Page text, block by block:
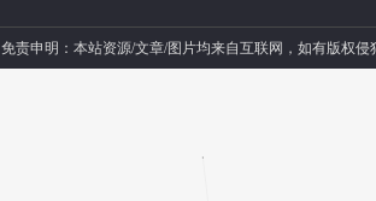
免责申明：本站资源/文章/图片均来自互联网，如有版权